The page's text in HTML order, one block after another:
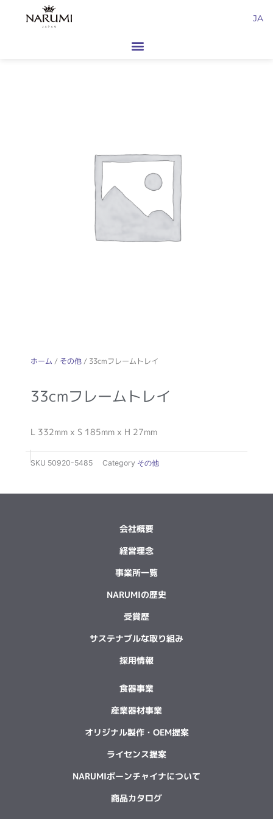
JA
ホーム / その他/ 33cmフレームトレイ
33cmフレームトレイ
L 332mm x S 185mm x H 27mm
SKU 50920-5485 Category その他
会社概要
経営理念
事業所一覧
NARUMIの歴史
受賞歴
サステナブルな取り組み
採用情報
食器事業
産業器材事業
オリジナル製作・OEM提案
ライセンス提案
NARUMIボーンチャイナについて
商品カタログ